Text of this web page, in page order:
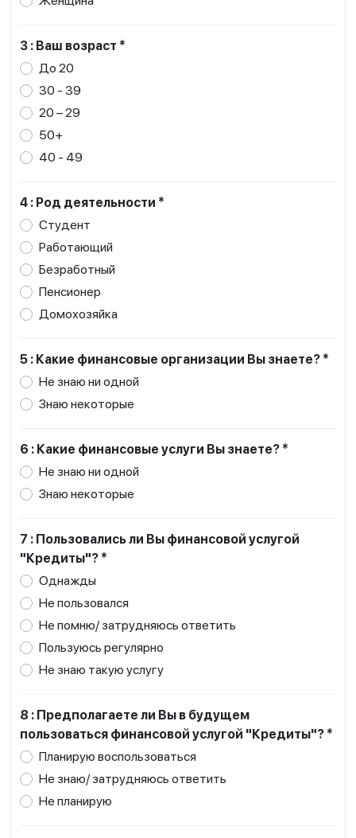
3 : Ваш возраст *
До 20
30 - 39
20 – 29
50+
40 - 49
4 : Род деятельности *
Студент
Работающий
Безработный
Пенсионер
Домохозяйка
5 : Какие финансовые организации Вы знаете? *
Не знаю ни одной
Знаю некоторые
6 : Какие финансовые услуги Вы знаете? *
Не знаю ни одной
Знаю некоторые
7 : Пользовались ли Вы финансовой услугой
"Кредиты"? *
Однажды
Не пользовался
Не помню/ затрудняюсь ответить
Пользуюсь регулярно
Не знаю такую услугу
8 : Предполагаете ли Вы в будущем
пользоваться финансовой услугой "Кредиты"? *
Планирую воспользоваться
Не знаю/ затрудняюсь ответить
Не планирую